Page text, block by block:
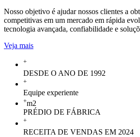
Nosso objetivo é ajudar nossos clientes a
competitivas em um mercado em rápida
tecnologia avançada, confiabilidade e
Veja mais
+
DESDE O ANO DE 1992
+
Equipe experiente
+m2
PRÉDIO DE FÁBRICA
+
RECEITA DE VENDAS EM 2024